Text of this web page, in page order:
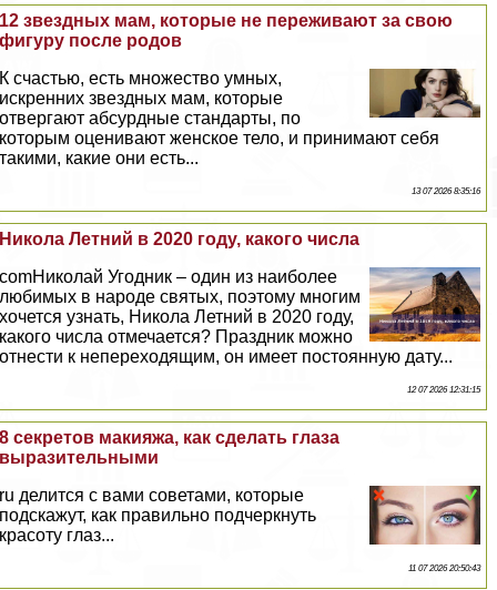
12 звездных мам, которые не переживают за свою
фигуру после родов
К счастью, есть множество умных,
искренних звездных мам, которые
отвергают абсурдные стандарты, по
которым оценивают женское тело, и принимают себя
такими, какие они есть...
13 07 2026 8:35:16
Никола Летний в 2020 году, какого числа
comНиколай Угодник – один из наиболее
любимых в народе святых, поэтому многим
хочется узнать, Никола Летний в 2020 году,
какого числа отмечается? Праздник можно
отнести к непереходящим, он имеет постоянную дату...
12 07 2026 12:31:15
8 секретов макияжа, как сделать глаза
выразительными
ru делится с вами советами, которые
подскажут, как правильно подчеркнуть
красоту глаз...
11 07 2026 20:50:43